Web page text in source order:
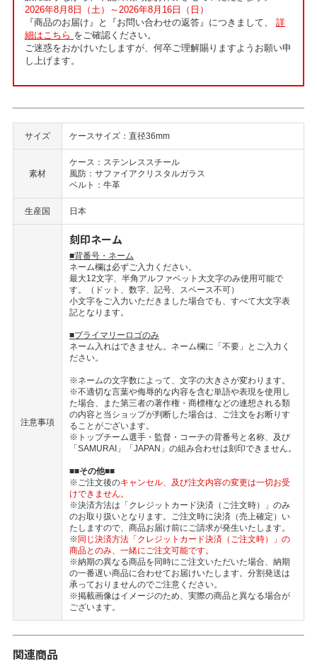
2026年8月8日（土）～2026年8月16日（日）
『商品のお届け』と『お問い合わせの返答』につきまして、 詳
細はこちら をご確認ください。
ご迷惑をおかけいたしますが、何卒ご理解賜りますようお願い申
し上げます。
サイズ ケースサイズ：直径36mm
素材
ケース：ステンレススチール
風防：サファイアクリスタルガラス
ベルト：牛革
生産国 日本
注意事項
刻印ネーム
■背番号・ネーム
ネーム欄は必ずご入力ください。
最大12文字、半角アルファベット大文字のみ使用可能で
す。（ドット、数字、記号、スペース不可）
小文字をご入力いただきました場合でも、すべて大文字表
記となります。
■プライマリーロゴのみ
ネーム入れはできません。ネーム欄に「不要」とご入力く
ださい。
※ネームの文字数によって、文字の大きさが変わります。
※不適切な言葉や侮辱的な内容を含む単語や表現を使用し
た場合、また第三者の著作権・商標権などの連想される類
の内容と当ショップが判断した場合は、ご注文をお断りす
ることがございます。
※トップチーム選手・監督・コーチの背番号と名称、及び
「SAMURAI」「JAPAN」の組み合わせは刻印できません。
■■その他■■
※ご注文後のキャンセル、及び注文内容の変更は一切お受
けできません。
※決済方法は「クレジットカード決済（ご注文時）」のみ
のお取り扱いとなります。ご注文時に決済（売上確定）い
たしますので、商品お届け前にご請求が発生いたします。
※ 同じ決済方法「クレジットカード決済（ご注文時）」の
商品とのみ、一緒にご注文可能です。
※納期の異なる商品を同時にご注文いただいた場合、納期
の一番遅い商品に合わせてお届けいたします。分割発送は
承っておりませんのでご注意ください。
※掲載画像はイメージのため、実際の商品と異なる場合が
ございます。
関連商品